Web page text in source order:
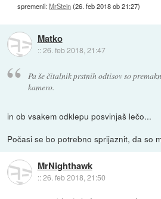
spremenil:MrStein(26. feb 2018 ob 21:27)
Matko
::26. feb 2018, 21:47
Pa še čitalnik prstnih odtisov so
kamero.
in ob vsakem odklepu posvinjaš lečo...
Počasi se bo potrebno sprijaznit, da so
MrNighthawk
::26. feb 2018, 21:50